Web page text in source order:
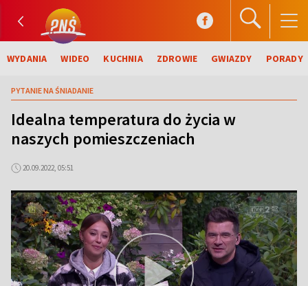
WYDANIA WIDEO KUCHNIA ZDROWIE GWIAZDY PORADY
PYTANIE NA ŚNIADANIE
Idealna temperatura do życia w
naszych pomieszczeniach
20.09.2022, 05:51